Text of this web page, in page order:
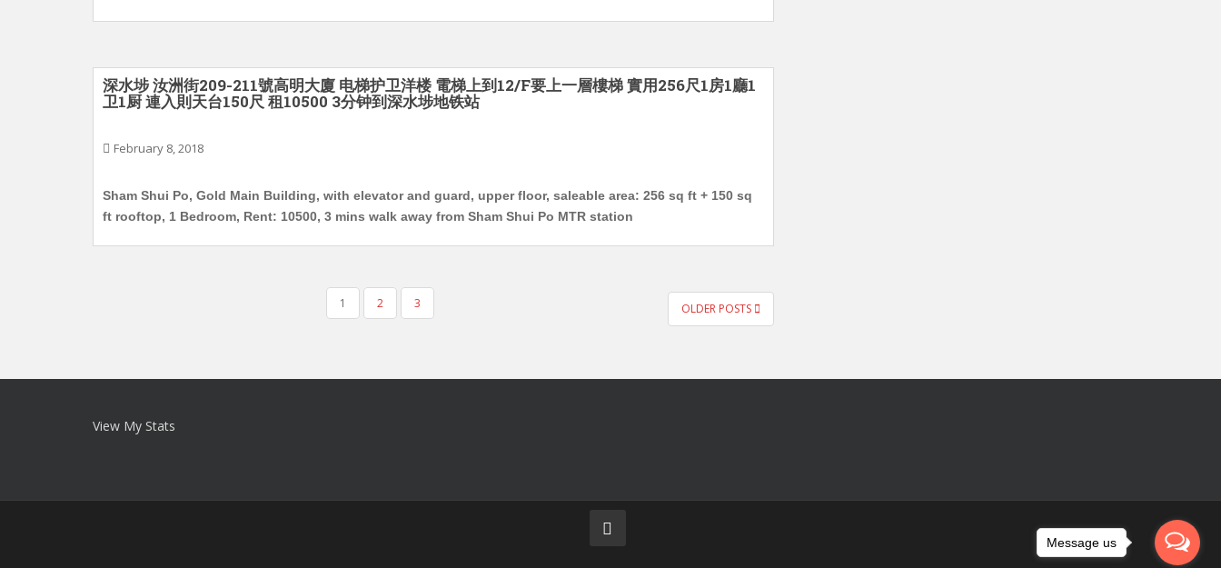
深水埗 汝洲街209-211號高明大廈 电梯护卫洋楼 電梯上到12/F要上一層樓梯 實用256尺1房1廳1
卫1厨 連入則天台150尺 租10500 3分钟到深水埗地铁站
February 8, 2018
Sham Shui Po, Gold Main Building, with elevator and guard, upper floor, saleable area: 256 sq ft + 150 sq
ft rooftop, 1 Bedroom, Rent: 10500, 3 mins walk away from Sham Shui Po MTR station
1 2 3 OLDER POSTS
View My Stats
Message us